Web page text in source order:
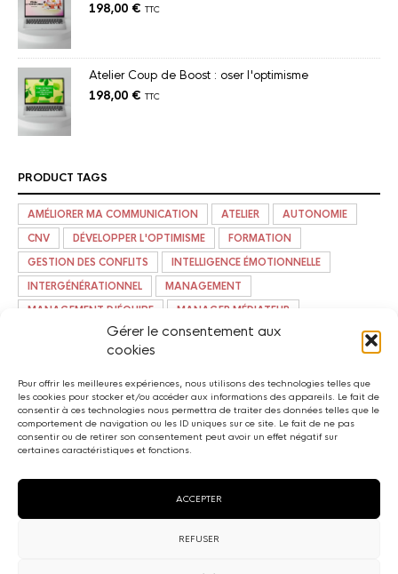
Gérer le consentement aux
cookies
Pour offrir les meilleures expériences, nous utilisons des technologies telles que
les cookies pour stocker et/ou accéder aux informations des appareils. Le fait de
consentir à ces technologies nous permettra de traiter des données telles que le
comportement de navigation ou les ID uniques sur ce site. Le fait de ne pas
consentir ou de retirer son consentement peut avoir un effet négatif sur
certaines caractéristiques et fonctions.
ACCEPTER
REFUSER
198,00 € TTC
Atelier Coup de Boost : oser l'optimisme
198,00 € TTC
PRODUCT TAGS
AMÉLIORER MA COMMUNICATION ATELIER
AUTONOMIE
CNV
DÉVELOPPER L'OPTIMISME
FORMATION
GESTION DES CONFLITS
INTELLIGENCE ÉMOTIONNELLE
INTERGÉNÉRATIONNEL
MANAGEMENT
MANAGEMENT D'ÉQUIPE
MANAGER MÉDIATEUR
PRÉ-COMMANDE
STYLES DE MANAGEMENT